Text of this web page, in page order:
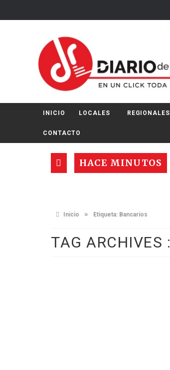
INICIO LOCALES REGIONALES
CONTACTO
HACE MINUTOS
Inicio » Etiqueta: Bancarios
TAG ARCHIVES :